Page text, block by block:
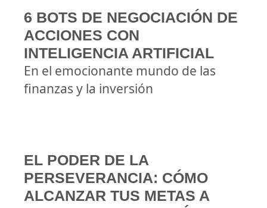
6 BOTS DE NEGOCIACIÓN DE
ACCIONES CON
INTELIGENCIA ARTIFICIAL
En el emocionante mundo de las
finanzas y la inversión
EL PODER DE LA
PERSEVERANCIA: CÓMO
ALCANZAR TUS METAS A